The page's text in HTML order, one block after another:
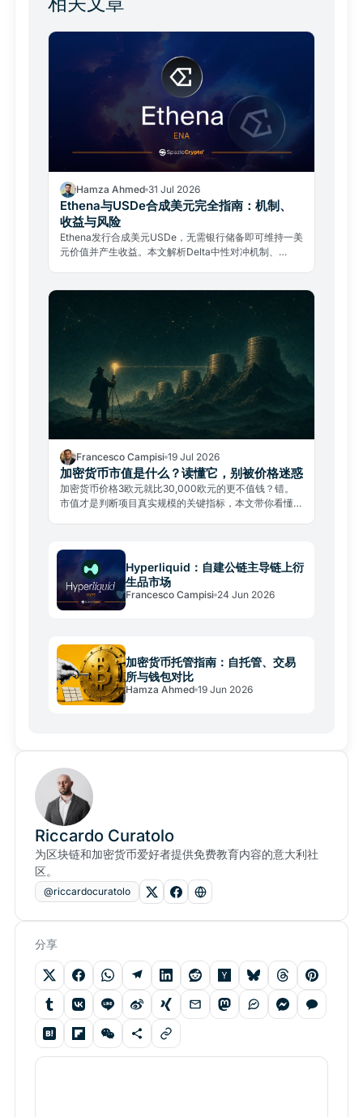
Hamza Ahmed 31 Jul 2026
Ethena与USDe合成美元完全指南：机制、
收益与风险
Ethena发行合成美元USDe，无需银行储备即可维持一美
元价值并产生收益。本文解析Delta中性对冲机制、
Francesco Campisi 19 Jul 2026
加密货币市值是什么？读懂它，别被价格迷惑
加密货币价格3欧元就比30,000欧元的更不值钱？错。
市值才是判断项目真实规模的关键指标，本文带你看懂市
Hyperliquid：自建公链主导链上衍
生品市场
Francesco Campisi 24 Jun 2026
加密货币托管指南：自托管、交易
所与钱包对比
Hamza Ahmed 19 Jun 2026
Riccardo Curatolo
为区块链和加密货币爱好者提供免费教育内容的意大利社
区。
@riccardocuratolo
分享